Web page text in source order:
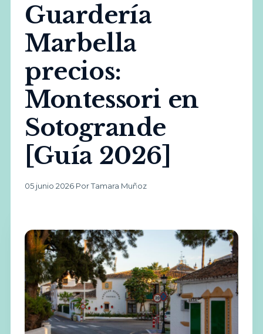
Guardería
Marbella
precios:
Montessori en
Sotogrande
[Guía 2026]
05 junio 2026·Por Tamara Muñoz